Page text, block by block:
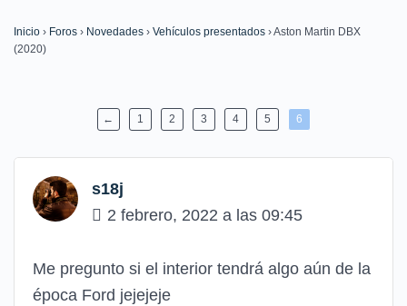
Inicio › Foros › Novedades › Vehículos presentados ›Aston Martin DBX
(2020)
← 1 2 3 4 5 6
s18j
2 febrero, 2022 a las 09:45
Me pregunto si el interior tendrá algo aún de la
época Ford jejejeje